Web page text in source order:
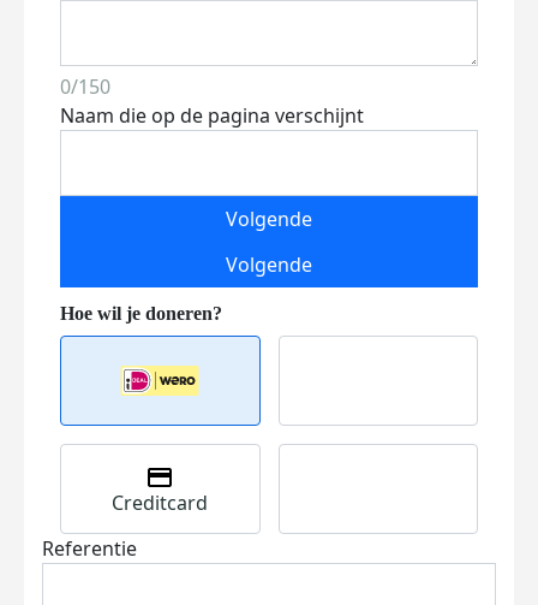
0/150
Naam die op de pagina verschijnt
Volgende
Volgende
Creditcard
Referentie